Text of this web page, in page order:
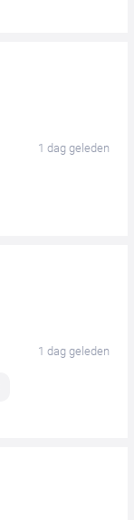
1 dag geleden
1 dag geleden